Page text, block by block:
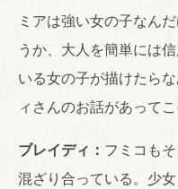
ミアは強い女の子なん
うか、大人を簡単には
いる女の子が描けたら
ィさんのお話があって
ブレイディ： フミコも
混ざり合っている。少女